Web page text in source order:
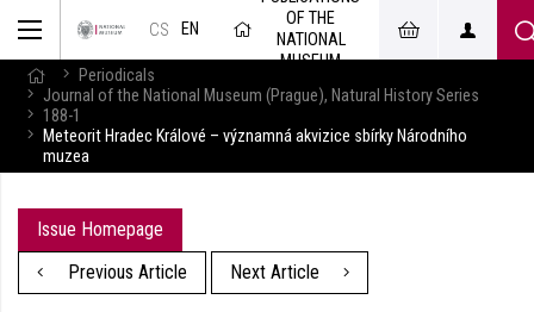
CS EN
OF THE
NATIONAL
MUSEUM
Periodicals
Journal of the National Museum (Prague), Natural History Series
188-1
Meteorit Hradec Králové – významná akvizice sbírky Národního
muzea
Issue Homepage
Previous Article
Next Article